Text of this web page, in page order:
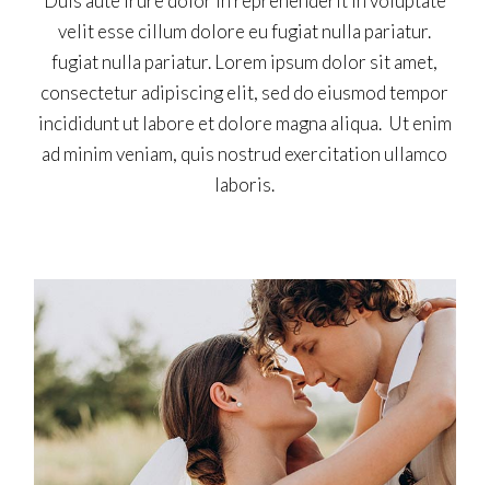
velit esse cillum dolore eu fugiat nulla pariatur.
fugiat nulla pariatur. Lorem ipsum dolor sit amet,
consectetur adipiscing elit, sed do eiusmod tempor
incididunt ut labore et dolore magna aliqua. Ut enim
ad minim veniam, quis nostrud exercitation ullamco
laboris.